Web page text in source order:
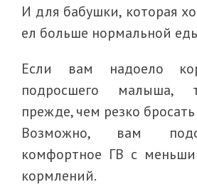
И для бабушки, которая
ел больше нормальной
Если вам надоело
подросшего малыша,
прежде, чем резко
Возможно, вам
комфортное ГВ с
кормлений.